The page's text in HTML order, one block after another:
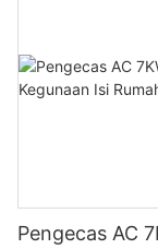
Pengecas AC